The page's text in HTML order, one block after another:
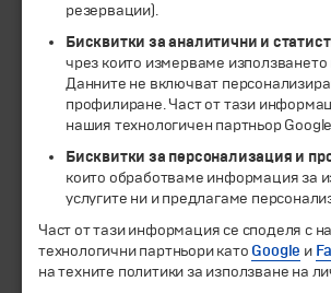
© 1994-2026 Бохемия ООД.Всички
Екскурзии и почивки
Направления
Календар
Всички програми от А до Я
резервации).
Бисквитки за аналитични и
чрез които измерваме използването
Данните не включват
профилиране. Част от тази
нашия технологичен партньор
Бисквитки за персонализация и
които обработваме информация за
услугите ни и предлагаме
Част от тази информация се споделя с
технологични партньори като Google и
на техните политики за използване на